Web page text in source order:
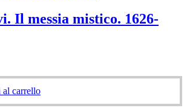
Il messia mistico. 1626-
carrello